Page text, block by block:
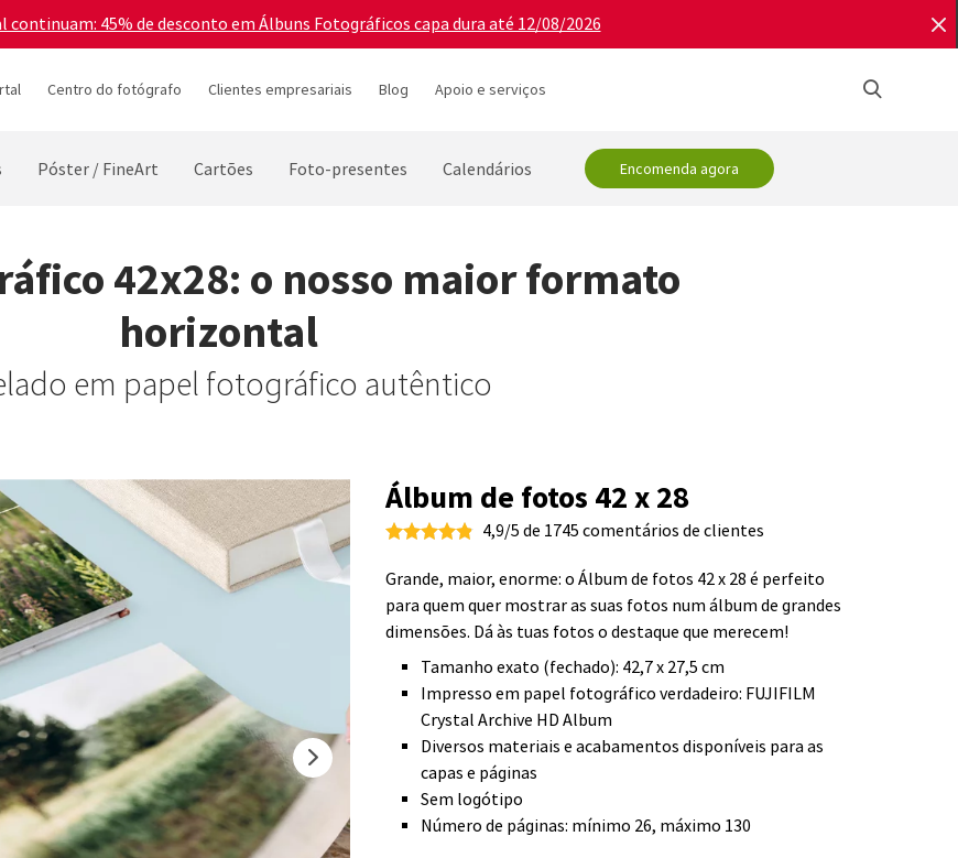
continuam: 45% de desconto em Álbuns Fotográficos capa dura até 12/08/2026
Centro do fotógrafo Clientes empresariais Blog Apoio e serviços
Póster / FineArt Cartões Foto-presentes Calendários Encomenda agora
42x28: o nosso maior formato
horizontal
em papel fotográfico autêntico
Álbum de fotos 42 x 28
4,9/5 de 1745 comentários de clientes
Grande, maior, enorme: o Álbum de fotos 42 x 28 é perfeito
para quem quer mostrar as suas fotos num álbum de grandes
dimensões. Dá às tuas fotos o destaque que merecem!
Tamanho exato (fechado): 42,7 x 27,5 cm
Impresso em papel fotográfico verdadeiro: FUJIFILM
Crystal Archive HD Album
Diversos materiais e acabamentos disponíveis para as
capas e páginas
Sem logótipo
Número de páginas: mínimo 26, máximo 130